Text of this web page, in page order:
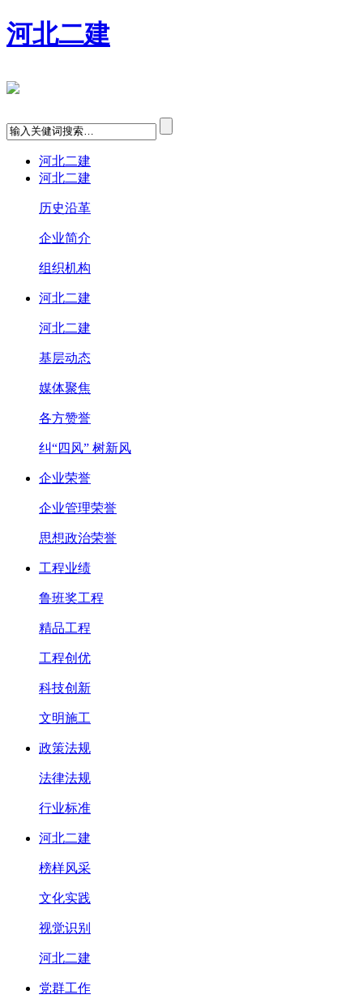
河北二建
河北二建
河北二建
历史沿革
企业简介
组织机构
河北二建
河北二建
基层动态
媒体聚焦
各方赞誉
纠“四风” 树新风
企业荣誉
企业管理荣誉
思想政治荣誉
工程业绩
鲁班奖工程
精品工程
工程创优
科技创新
文明施工
政策法规
法律法规
行业标准
河北二建
榜样风采
文化实践
视觉识别
河北二建
党群工作